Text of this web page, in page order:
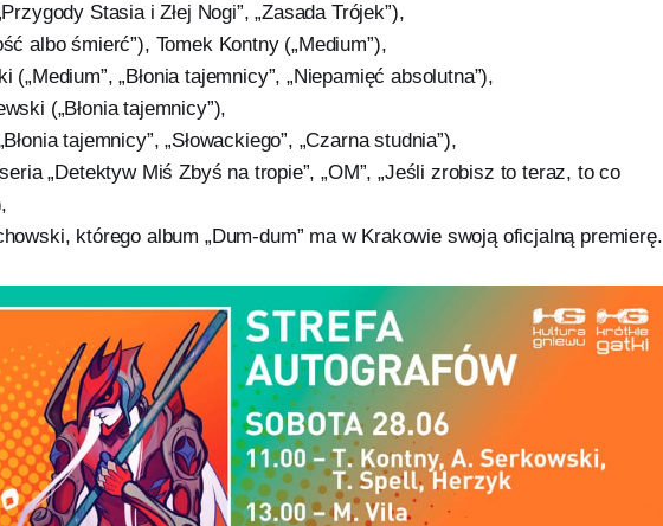
Stasia i Złej Nogi”, „Zasada Trójek”),
albo śmierć”), Tomek Kontny („Medium”),
(„Medium”, „Błonia tajemnicy”, „Niepamięć absolutna”),
(„Błonia tajemnicy”),
tajemnicy”, „Słowackiego”, „Czarna studnia”),
„Detektyw Miś Zbyś na tropie”, „OM”, „Jeśli zrobisz to teraz, to co
którego album „Dum-dum” ma w Krakowie swoją oficjalną premierę.